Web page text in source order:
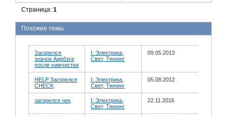
Страница:1
Похожие темы
Загорелся
значок Аирбэга
после химчистки
I: Электрика,
Свет, Тюнинг
09.05.2013
HELP Загорелся
CHECK
I: Электрика,
Свет, Тюнинг
05.08.2012
загорелся чек
I: Электрика,
Свет, Тюнинг
22.11.2016